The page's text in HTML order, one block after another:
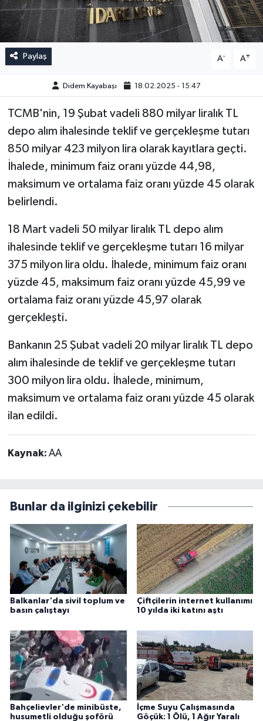
Paylaş A- A+
Didem Kayabaşı 18.02.2025 - 15:47
TCMB'nin, 19 Şubat vadeli 880 milyar liralık TL
depo alım ihalesinde teklif ve gerçekleşme tutarı
850 milyar 423 milyon lira olarak kayıtlara geçti.
İhalede, minimum faiz oranı yüzde 44,98,
maksimum ve ortalama faiz oranı yüzde 45 olarak
belirlendi.
18 Mart vadeli 50 milyar liralık TL depo alım
ihalesinde teklif ve gerçekleşme tutarı 16 milyar
375 milyon lira oldu. İhalede, minimum faiz oranı
yüzde 45, maksimum faiz oranı yüzde 45,99 ve
ortalama faiz oranı yüzde 45,97 olarak
gerçekleşti.
Bankanın 25 Şubat vadeli 20 milyar liralık TL depo
alım ihalesinde de teklif ve gerçekleşme tutarı
300 milyon lira oldu. İhalede, minimum,
maksimum ve ortalama faiz oranı yüzde 45 olarak
ilan edildi.
Kaynak: AA
Bunlar da ilginizi çekebilir
Balkanlar'da sivil toplum ve
basın çalıştayı
Çiftçilerin internet kullanımı
10 yılda iki katını aştı
Bahçelievler'de minibüste,
husumetli olduğu şoförü
İçme Suyu Çalışmasında
Göçük: 1 Ölü, 1 Ağır Yaralı